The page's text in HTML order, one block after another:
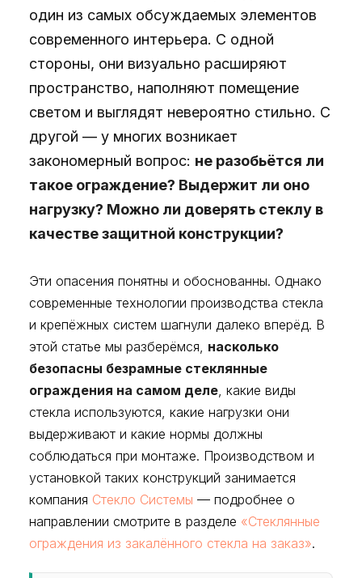
один из самых обсуждаемых элементов
современного интерьера. С одной
стороны, они визуально расширяют
пространство, наполняют помещение
светом и выглядят невероятно стильно. С
другой — у многих возникает
закономерный вопрос: не разобьётся ли
такое ограждение? Выдержит ли оно
нагрузку? Можно ли доверять стеклу в
качестве защитной конструкции?
Эти опасения понятны и обоснованны. Однако
современные технологии производства стекла
и крепёжных систем шагнули далеко вперёд. В
этой статье мы разберёмся, насколько
безопасны безрамные стеклянные
ограждения на самом деле, какие виды
стекла используются, какие нагрузки они
выдерживают и какие нормы должны
соблюдаться при монтаже. Производством и
установкой таких конструкций занимается
компания Стекло Системы — подробнее о
направлении смотрите в разделе «Стеклянные
ограждения из закалённого стекла на заказ».